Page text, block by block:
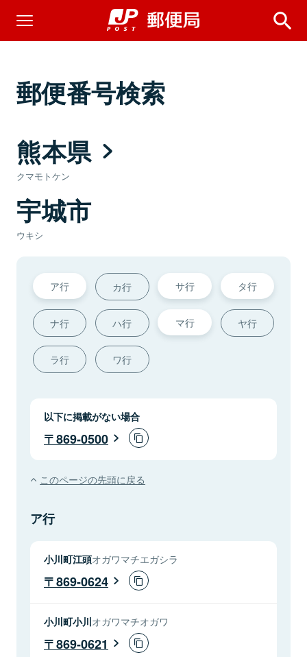
郵便番号検索
熊本県
クマモトケン
宇城市
ウキシ
ア行 カ行 サ行 タ行
ナ行 ハ行 マ行 ヤ行
ラ行 ワ行
以下に掲載がない場合
869-0500
このページの先頭に戻る
ア行
小川町江頭オガワマチエガシラ
869-0624
小川町小川オガワマチオガワ
869-0621